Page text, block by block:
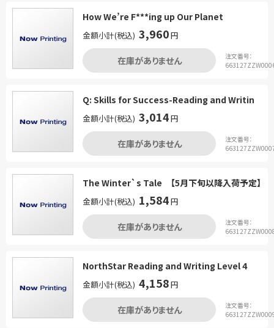
How We’re F***ing up Our Planet
金額小計(税込) 3,960円
在庫がありません
注文番号：
Q: Skills for Success-Reading and Writin
金額小計(税込) 3,014円
在庫がありません
注文番号：
The Winter`s Tale 【5月下旬以降入荷予定】
金額小計(税込) 1,584円
在庫がありません
注文番号：
NorthStar Reading and Writing Level 4
金額小計(税込) 4,158円
在庫がありません
注文番号：